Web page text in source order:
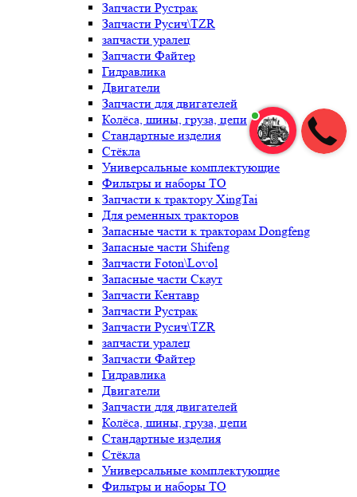
Запчасти Рустрак
Запчасти Русич\TZR
запчасти уралец
Запчасти Файтер
Гидравлика
Двигатели
Запчасти для двигателей
Колёса, шины, груза, цепи
Стандартные изделия
Стёкла
Универсальные комплектующие
Фильтры и наборы ТО
Запчасти к трактору XingTai
Для ременных тракторов
Запасные части к тракторам Dongfeng
Запасные части Shifeng
Запчасти Foton\Lovol
Запасные части Скаут
Запчасти Кентавр
Запчасти Рустрак
Запчасти Русич\TZR
запчасти уралец
Запчасти Файтер
Гидравлика
Двигатели
Запчасти для двигателей
Колёса, шины, груза, цепи
Стандартные изделия
Стёкла
Универсальные комплектующие
Фильтры и наборы ТО